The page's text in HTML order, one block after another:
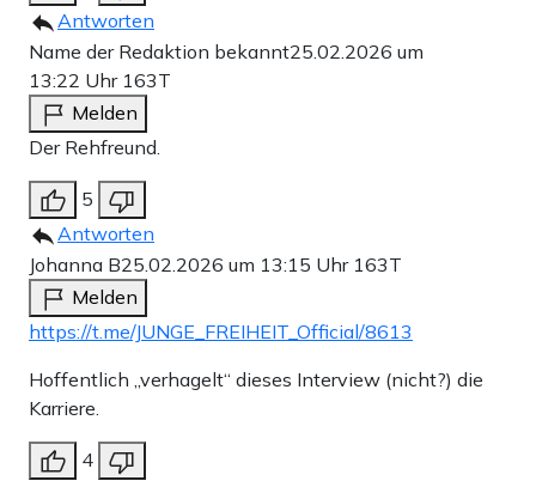
Antworten
Name der Redaktion bekannt25.02.2026 um
13:22 Uhr 163T
Melden
Der Rehfreund.
5
Antworten
Johanna B25.02.2026 um 13:15 Uhr 163T
Melden
https://t.me/JUNGE_FREIHEIT_Official/8613
Hoffentlich „verhagelt“ dieses Interview (nicht?) die
Karriere.
4